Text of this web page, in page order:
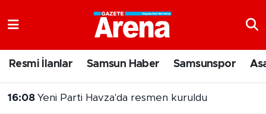
Resmi İlanlar Samsun Haber Samsunspor
16:08 Yeni Parti Havza'da resmen kuruldu